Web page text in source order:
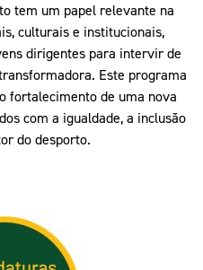
tem um papel relevante na
culturais e institucionais,
dirigentes para intervir de
Este programa
fortalecimento de uma nova
com a igualdade, a inclusão
do desporto.